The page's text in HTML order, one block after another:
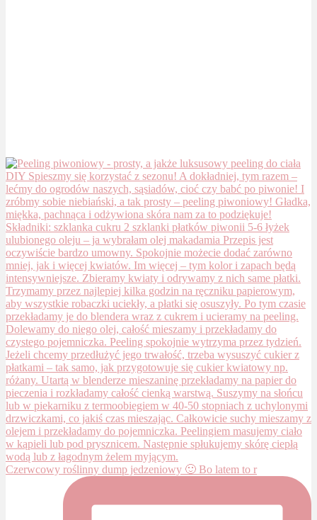
Czerwcowy roślinny dump jedzeniowy 🙂 Bo latem to r